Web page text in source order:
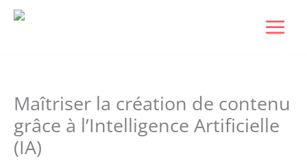
Aller
Maîtriser la création de contenu
grâce à l’Intelligence Artificielle
(IA)